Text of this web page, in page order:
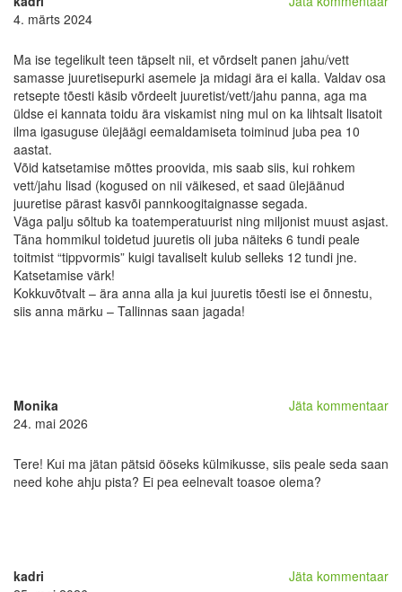
4. märts 2024
Ma ise tegelikult teen täpselt nii, et võrdselt panen jahu/vett
samasse juuretisepurki asemele ja midagi ära ei kalla. Valdav osa
retsepte tõesti käsib võrdeelt juuretist/vett/jahu panna, aga ma
üldse ei kannata toidu ära viskamist ning mul on ka lihtsalt lisatoit
ilma igasuguse ülejäägi eemaldamiseta toiminud juba pea 10
aastat.
Võid katsetamise mõttes proovida, mis saab siis, kui rohkem
vett/jahu lisad (kogused on nii väikesed, et saad ülejäänud
juuretise pärast kasvõi pannkoogitaignasse segada.
Väga palju sõltub ka toatemperatuurist ning miljonist muust asjast.
Täna hommikul toidetud juuretis oli juba näiteks 6 tundi peale
toitmist “tippvormis” kuigi tavaliselt kulub selleks 12 tundi jne.
Katsetamise värk!
Kokkuvõtvalt – ära anna alla ja kui juuretis tõesti ise ei õnnestu,
siis anna märku – Tallinnas saan jagada!
Jäta kommentaar
Monika
24. mai 2026
Tere! Kui ma jätan pätsid ööseks külmikusse, siis peale seda saan
need kohe ahju pista? Ei pea eelnevalt toasoe olema?
Jäta kommentaar
kadri